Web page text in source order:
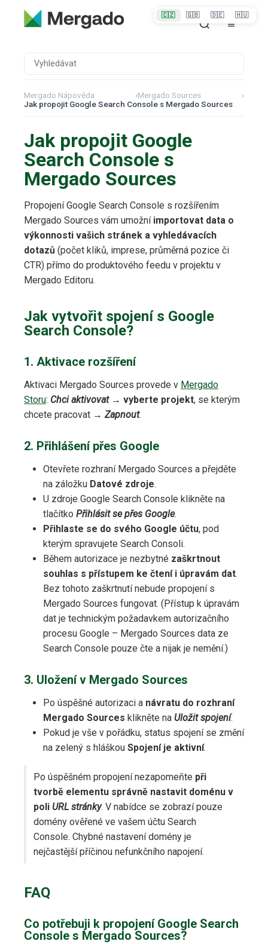
Mergado Nápověda ›Mergado Sources
›
Jak propojit Google Search Console s Mergado Sources
Jak propojit Google
Search Console s
Mergado Sources
Propojení Google Search Console s rozšířením
Mergado Sources vám umožní importovat data o
výkonnosti vašich stránek a vyhledávacích
dotazů (počet kliků, imprese, průměrná pozice či
CTR) přímo do produktového feedu v projektu v
Mergado Editoru.
Jak vytvořit spojení s Google
Search Console?
1. Aktivace rozšíření
Aktivaci Mergado Sources provede v Mergado
Storu: Chci aktivovat→ vyberte projekt, se kterým
chcete pracovat →Zapnout.
2. Přihlášení přes Google
Otevřete rozhraní Mergado Sources a přejděte
na záložku Datové zdroje.
U zdroje Google Search Console klikněte na
tlačítko Přihlásit se přes Google.
Přihlaste se do svého Google účtu, pod
kterým spravujete Search Consoli.
Během autorizace je nezbytné zaškrtnout
souhlas s přístupem ke čtení i úpravám dat.
Bez tohoto zaškrtnutí nebude propojení s
Mergado Sources fungovat. (Přístup k úpravám
dat je technickým požadavkem autorizačního
procesu Google – Mergado Sources data ze
Search Console pouze čte a nijak je nemění.)
3. Uložení v Mergado Sources
Po úspěšné autorizaci a návratu do rozhraní
Mergado Sources klikněte na Uložit spojení.
Pokud je vše v pořádku, status spojení se změní
na zelený s hláškou Spojení je aktivní.
Po úspěšném propojení nezapomeňte při
tvorbě elementu správně nastavit doménu v
poli URL stránky. V nabídce se zobrazí pouze
domény ověřené ve vašem účtu Search
Console. Chybné nastavení domény je
nejčastější příčinou nefunkčního napojení.
FAQ
Co potřebuji k propojení Google Search
Console s Mergado Sources?
🇨🇿 🇬🇧 🇩🇪 🇭🇺